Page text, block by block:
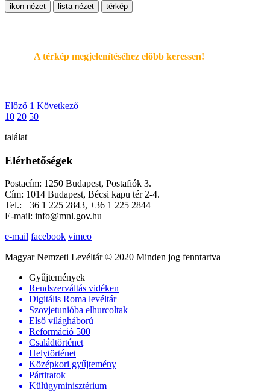
ikon nézet lista nézet térkép
A térkép megjelenítéséhez elöbb keressen!
Előző 1 Következő
10 20 50
találat
Elérhetőségek
Postacím: 1250 Budapest, Postafiók 3.
Cím: 1014 Budapest, Bécsi kapu tér 2-4.
Tel.: +36 1 225 2843, +36 1 225 2844
E-mail: info@mnl.gov.hu
e-mail facebook vimeo
Magyar Nemzeti Levéltár © 2020 Minden jog fenntartva
Gyűjtemények
Rendszerváltás vidéken
Digitális Roma levéltár
Szovjetunióba elhurcoltak
Első világháború
Reformáció 500
Családtörténet
Helytörténet
Középkori gyűjtemény
Pártiratok
Külügyminisztérium